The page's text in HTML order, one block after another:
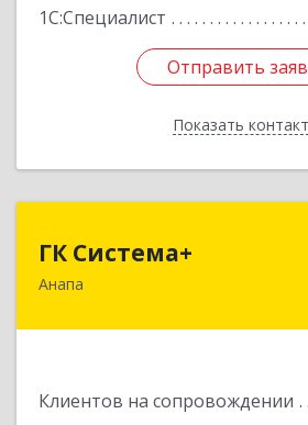
1С:Специалист
Отправить
Показать
Отправить
Назад
ГК Система+
Анапа
Клиентов на сопровождении
353450, Краснодарский